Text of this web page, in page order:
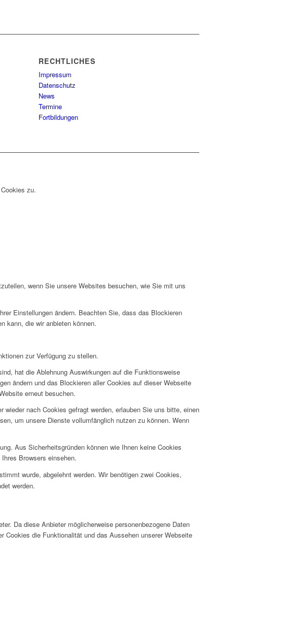
RECHTLICHES
Impressum
Datenschutz
News
Termine
Fortbildungen
zu.
wenn Sie unsere Websites besuchen, wie Sie mit uns
Einstellungen ändern. Beachten Sie, dass das Blockieren
kann, die wir anbieten können.
zur Verfügung zu stellen.
hat die Ablehnung Auswirkungen auf die Funktionsweise
ändern und das Blockieren aller Cookies auf dieser Webseite
erneut besuchen.
nach Cookies gefragt werden, erlauben Sie uns bitte, einen
um unsere Dienste vollumfänglich nutzen zu können. Wenn
Aus Sicherheitsgründen können wie Ihnen keine Cookies
Browsers einsehen.
wurde, abgelehnt werden. Wir benötigen zwei Cookies,
werden.
Da diese Anbieter möglicherweise personenbezogene Daten
die Funktionalität und das Aussehen unserer Webseite